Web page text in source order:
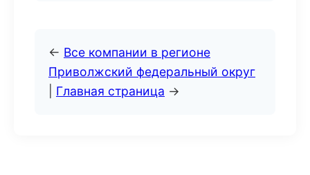
← Все компании в регионе
Приволжский федеральный округ
Главная страница →